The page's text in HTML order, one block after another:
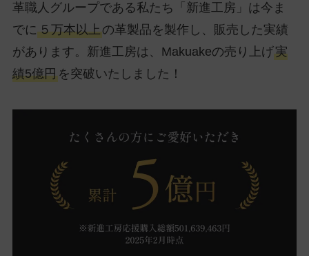
革職人グループである私たち「新進工房」は今ま
でに５万本以上の革製品を製作し、販売した実績
があります。新進工房は、Makuakeの売り上げ実
績5億円を突破いたしました！